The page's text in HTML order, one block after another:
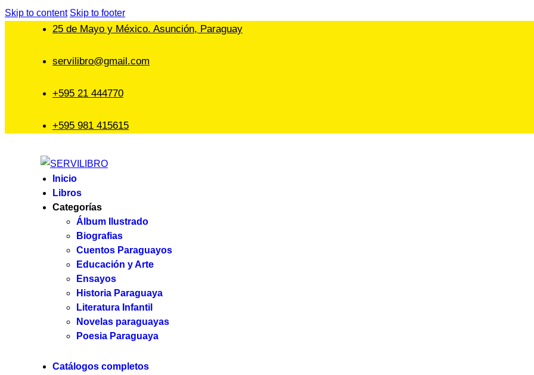
Skip to content Skip to footer
25 de Mayo y México. Asunción, Paraguay
servilibro@gmail.com
+595 21 444770
+595 981 415615
Inicio
Libros
Categorías
Álbum Ilustrado
Biografias
Cuentos Paraguayos
Educación y Arte
Ensayos
Historia Paraguaya
Literatura Infantil
Novelas paraguayas
Poesia Paraguaya
Catálogos completos